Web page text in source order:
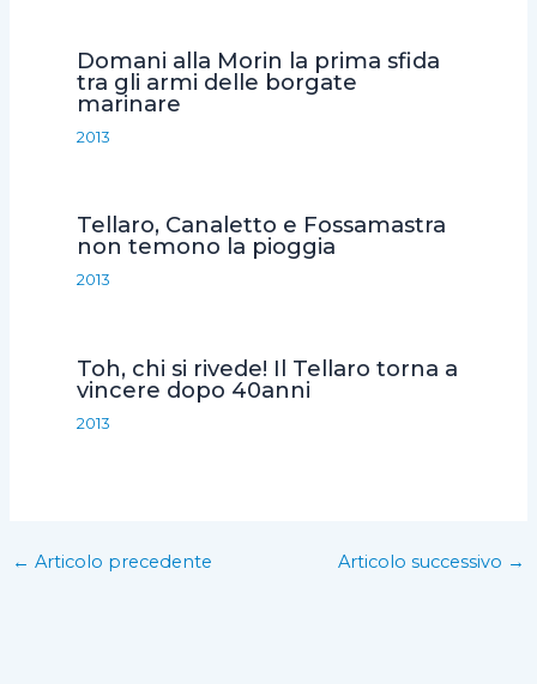
Domani alla Morin la prima sfida
tra gli armi delle borgate
marinare
2013
Tellaro, Canaletto e Fossamastra
non temono la pioggia
2013
Toh, chi si rivede! Il Tellaro torna a
vincere dopo 40anni
2013
← Articolo precedente Articolo successivo →